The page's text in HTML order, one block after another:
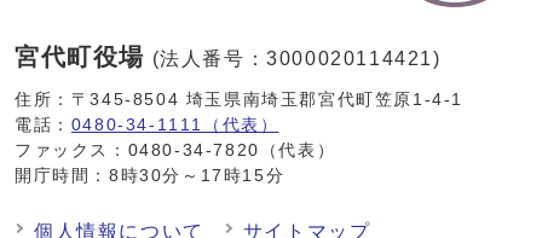
宮代町役場 (法人番号：3000020114421)
住所：〒345-8504 埼玉県南埼玉郡宮代町笠原1-4-1
電話： 0480-34-1111（代表）
ファックス：0480-34-7820（代表）
開庁時間：8時30分～17時15分
個人情報について サイトマップ